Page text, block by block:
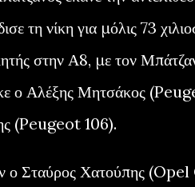
τη νίκη για μόλις 73
στην Α8, με τον
ο Αλέξης Μητσάκος
(Peugeot 106).
ο Σταύρος Χατούπης